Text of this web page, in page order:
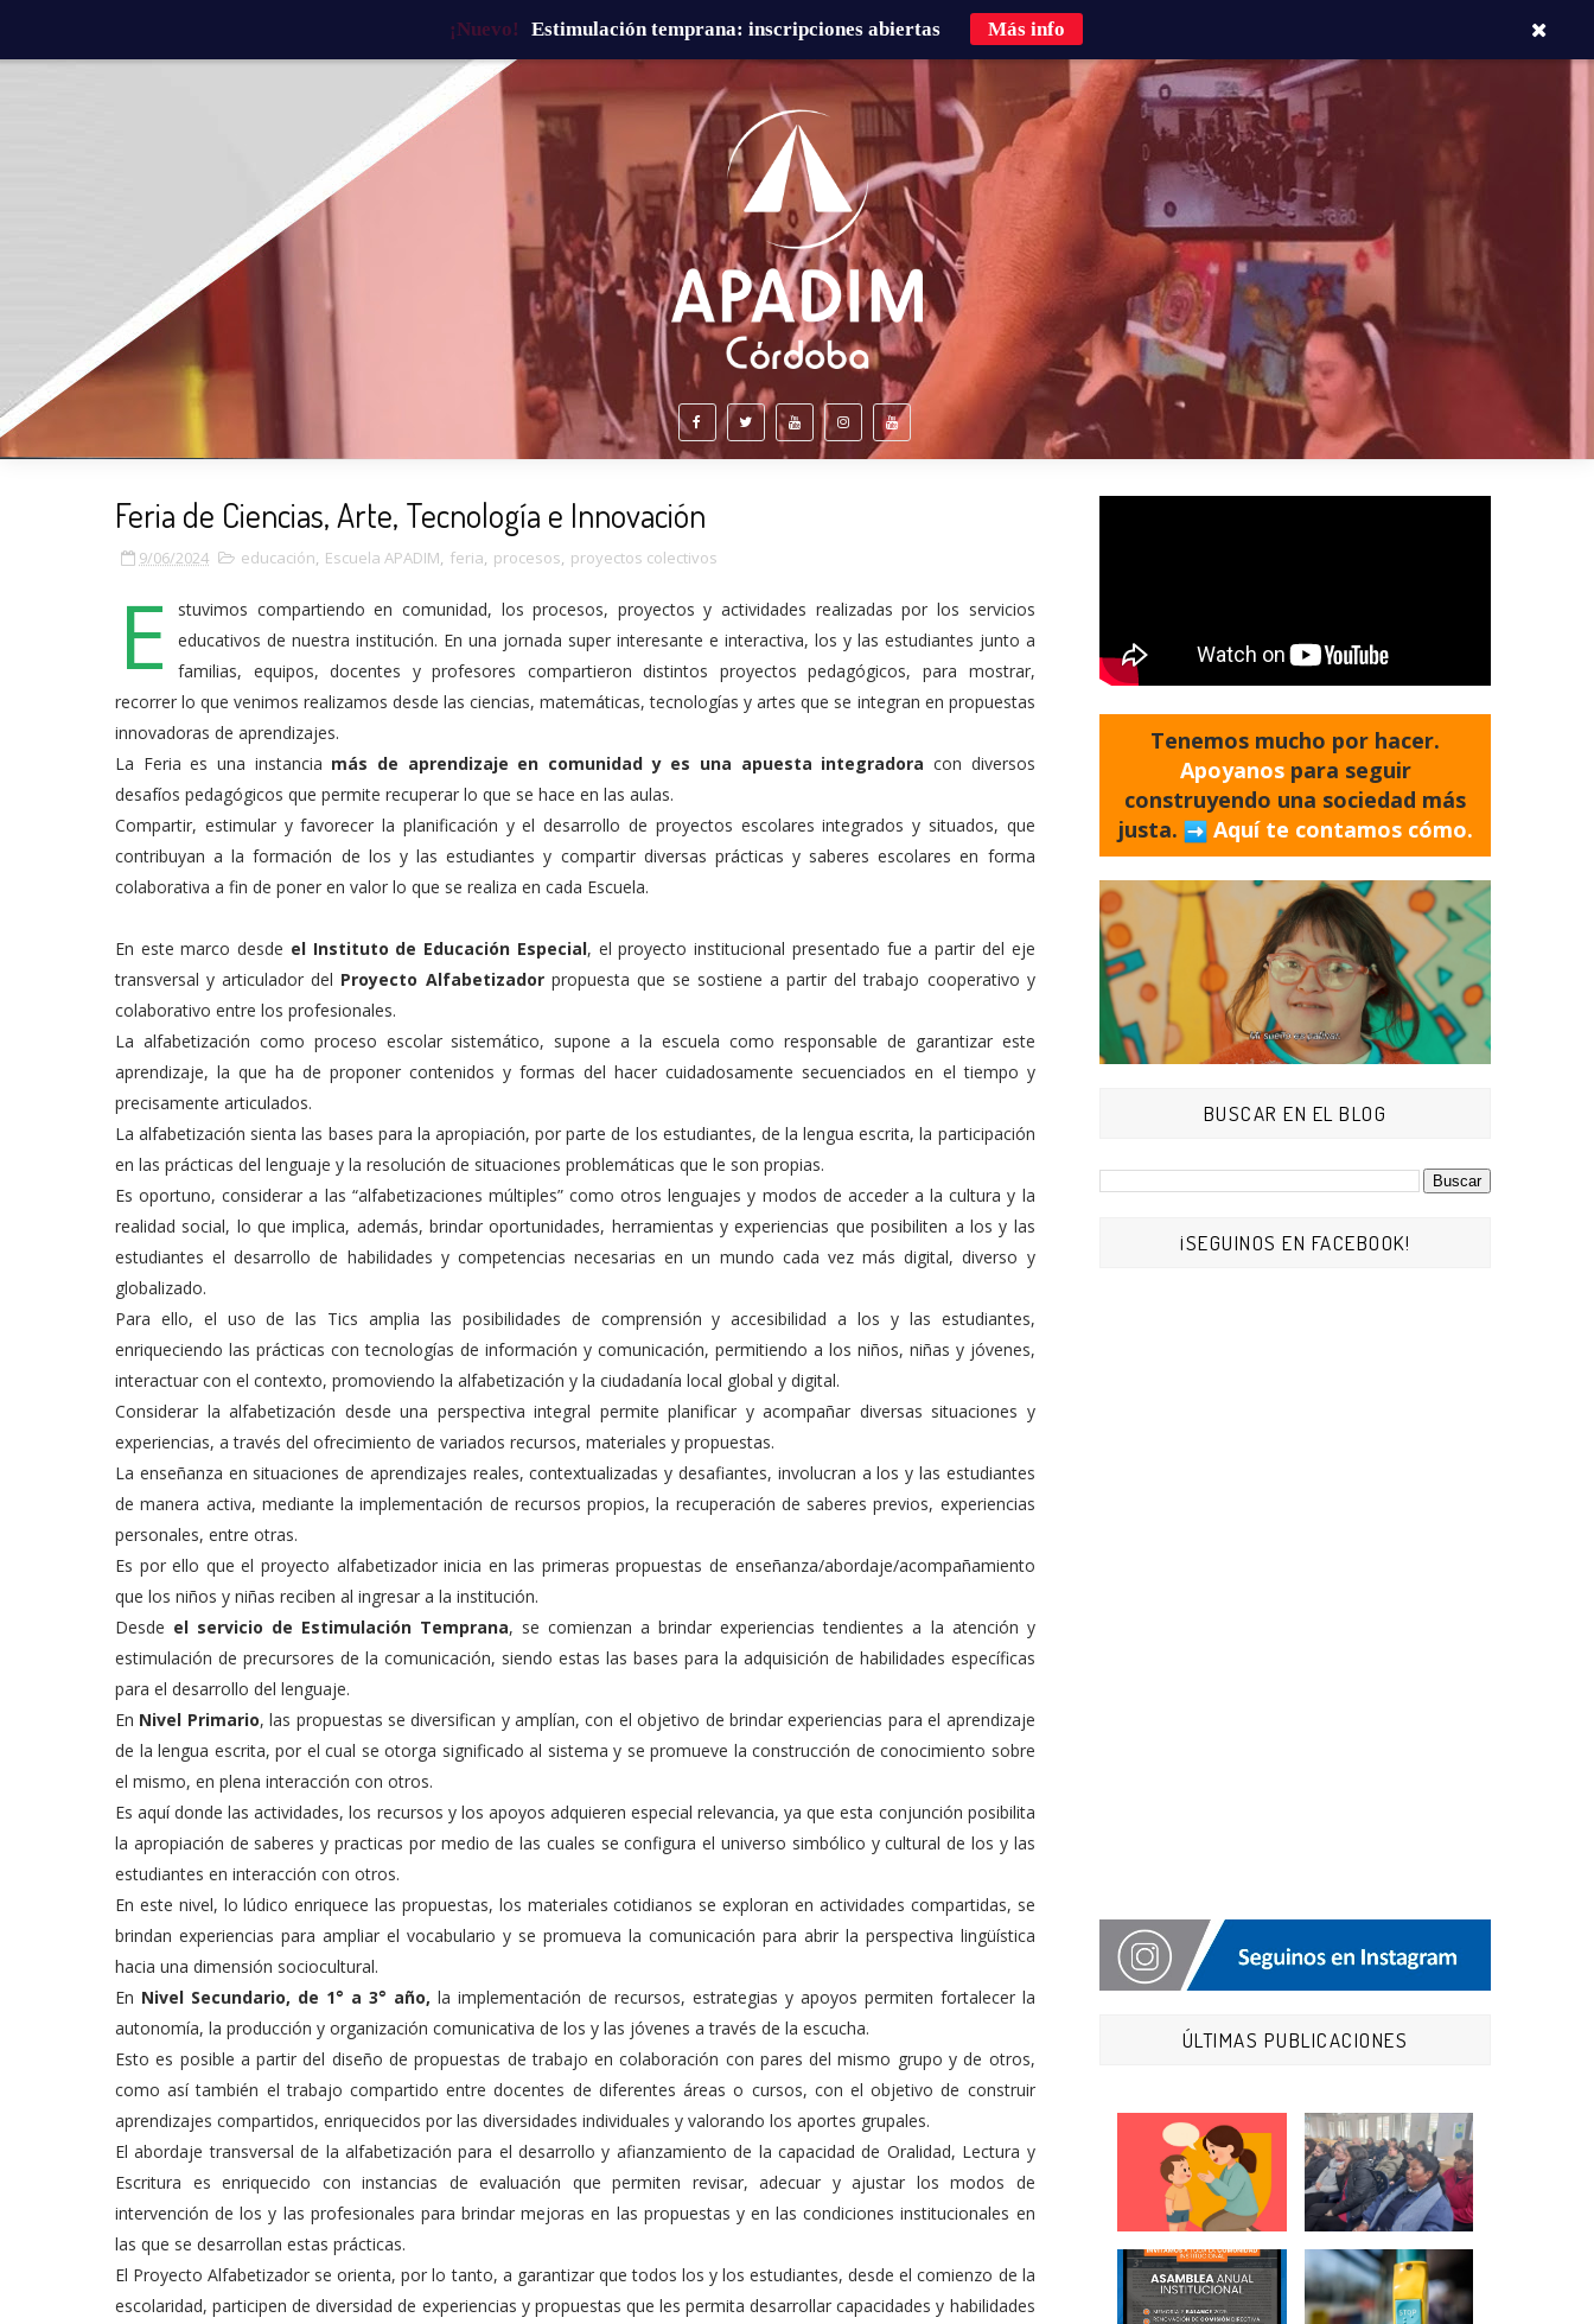
¡Nuevo! Estimulación temprana: inscripciones abiertas Más info
¿QUÉ HACEMOS? FAMILIAS CURSOS DE FORMACIÓN
Feria de Ciencias, Arte, Tecnología e Innovación
9/06/2024 educación, Escuela APADIM, feria, procesos, proyectos colectivos
E
stuvimos compartiendo en comunidad, los procesos, proyectos y actividades realizadas por los servicios
educativos de nuestra institución. En una jornada super interesante e interactiva, los y las estudiantes junto a
familias, equipos, docentes y profesores compartieron distintos proyectos pedagógicos, para mostrar,
recorrer lo que venimos realizamos desde las ciencias, matemáticas, tecnologías y artes que se integran en propuestas
innovadoras de aprendizajes.
La Feria es una instancia más de aprendizaje en comunidad y es una apuesta integradora con diversos
desafíos pedagógicos que permite recuperar lo que se hace en las aulas.
Compartir, estimular y favorecer la planificación y el desarrollo de proyectos escolares integrados y situados, que
contribuyan a la formación de los y las estudiantes y compartir diversas prácticas y saberes escolares en forma
colaborativa a fin de poner en valor lo que se realiza en cada Escuela.
En este marco desde el Instituto de Educación Especial, el proyecto institucional presentado fue a partir del eje
transversal y articulador del Proyecto Alfabetizadorpropuesta que se sostiene a partir del trabajo cooperativo y
colaborativo entre los profesionales.
La alfabetización como proceso escolar sistemático, supone a la escuela como responsable de garantizar este
aprendizaje, la que ha de proponer contenidos y formas del hacer cuidadosamente secuenciados en el tiempo y
precisamente articulados.
La alfabetización sienta las bases para la apropiación, por parte de los estudiantes, de la lengua escrita, la participación
en las prácticas del lenguaje y la resolución de situaciones problemáticas que le son propias.
Es oportuno, considerar a las “alfabetizaciones múltiples” como otros lenguajes y modos de acceder a la cultura y la
realidad social, lo que implica, además, brindar oportunidades, herramientas y experiencias que posibiliten a los y las
estudiantes el desarrollo de habilidades y competencias necesarias en un mundo cada vez más digital, diverso y
globalizado.
Para ello, el uso de las Tics amplia las posibilidades de comprensión y accesibilidad a los y las estudiantes,
enriqueciendo las prácticas con tecnologías de información y comunicación, permitiendo a los niños, niñas y jóvenes,
interactuar con el contexto, promoviendo la alfabetización y la ciudadanía local global y digital.
Considerar la alfabetización desde una perspectiva integral permite planificar y acompañar diversas situaciones y
experiencias, a través del ofrecimiento de variados recursos, materiales y propuestas.
La enseñanza en situaciones de aprendizajes reales, contextualizadas y desafiantes, involucran a los y las estudiantes
de manera activa, mediante la implementación de recursos propios, la recuperación de saberes previos, experiencias
personales, entre otras.
Es por ello que el proyecto alfabetizador inicia en las primeras propuestas de enseñanza/abordaje/acompañamiento
que los niños y niñas reciben al ingresar a la institución.
Desde el servicio de Estimulación Temprana, se comienzan a brindar experiencias tendientes a la atención y
estimulación de precursores de la comunicación, siendo estas las bases para la adquisición de habilidades específicas
para el desarrollo del lenguaje.
En Nivel Primario, las propuestas se diversifican y amplían, con el objetivo de brindar experiencias para el aprendizaje
de la lengua escrita, por el cual se otorga significado al sistema y se promueve la construcción de conocimiento sobre
el mismo, en plena interacción con otros.
Es aquí donde las actividades, los recursos y los apoyos adquieren especial relevancia, ya que esta conjunción posibilita
la apropiación de saberes y practicas por medio de las cuales se configura el universo simbólico y cultural de los y las
estudiantes en interacción con otros.
En este nivel, lo lúdico enriquece las propuestas, los materiales cotidianos se exploran en actividades compartidas, se
brindan experiencias para ampliar el vocabulario y se promueva la comunicación para abrir la perspectiva lingüística
hacia una dimensión sociocultural.
En Nivel Secundario, de 1° a 3° año, la implementación de recursos, estrategias y apoyos permiten fortalecer la
autonomía, la producción y organización comunicativa de los y las jóvenes a través de la escucha.
Esto es posible a partir del diseño de propuestas de trabajo en colaboración con pares del mismo grupo y de otros,
como así también el trabajo compartido entre docentes de diferentes áreas o cursos, con el objetivo de construir
aprendizajes compartidos, enriquecidos por las diversidades individuales y valorando los aportes grupales.
El abordaje transversal de la alfabetización para el desarrollo y afianzamiento de la capacidad de Oralidad, Lectura y
Escritura es enriquecido con instancias de evaluación que permiten revisar, adecuar y ajustar los modos de
intervención de los y las profesionales para brindar mejoras en las propuestas y en las condiciones institucionales en
las que se desarrollan estas prácticas.
El Proyecto Alfabetizador se orienta, por lo tanto, a garantizar que todos los y los estudiantes, desde el comienzo de la
escolaridad, participen de diversidad de experiencias y propuestas que les permita desarrollar capacidades y habilidades
Tenemos mucho por hacer.
Apoyanos para seguir
construyendo una sociedad más
justa.
Aquí te contamos cómo.
BUSCAR EN EL BLOG
¡SEGUINOS EN FACEBOOK!
ÚLTIMAS PUBLICACIONES